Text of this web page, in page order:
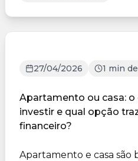
27/04/2026 1 min
Apartamento ou casa: o
investir e qual opção
financeiro?
Apartamento e casa são